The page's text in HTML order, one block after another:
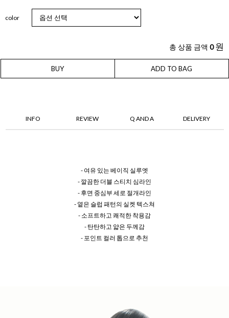
color
총 상품 금액 0 원
BUY ADD TO BAG
INFO REVIEW Q AND A DELIVERY
- 여유 있는 베이직 실루엣
- 깔끔한 더블 스티치 심라인
- 후면 중심부 세로 절개라인
- 옅은 슬럽 패턴의 실켓 텍스쳐
- 소프트하고 쾌적한 착용감
- 탄탄하고 얇은 두께감
- 포인트 컬러 톱으로 추천